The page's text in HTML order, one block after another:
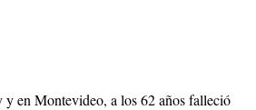
y en Montevideo, a los 62 años falleció